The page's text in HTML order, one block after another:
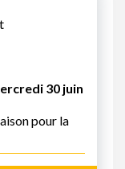
30 juin
pour la